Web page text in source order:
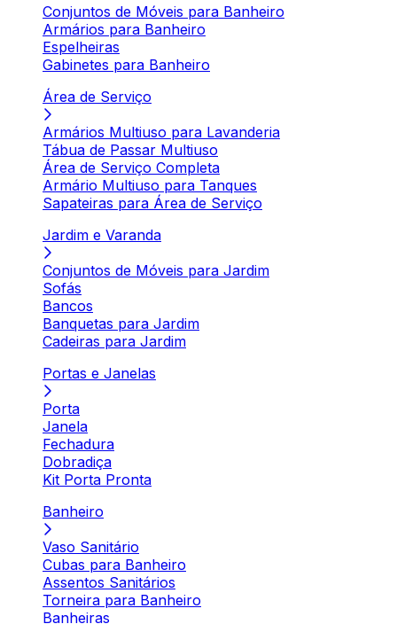
Conjuntos de Móveis para Banheiro
Armários para Banheiro
Espelheiras
Gabinetes para Banheiro
Área de Serviço
Armários Multiuso para Lavanderia
Tábua de Passar Multiuso
Área de Serviço Completa
Armário Multiuso para Tanques
Sapateiras para Área de Serviço
Jardim e Varanda
Conjuntos de Móveis para Jardim
Sofás
Bancos
Banquetas para Jardim
Cadeiras para Jardim
Portas e Janelas
Porta
Janela
Fechadura
Dobradiça
Kit Porta Pronta
Banheiro
Vaso Sanitário
Cubas para Banheiro
Assentos Sanitários
Torneira para Banheiro
Banheiras